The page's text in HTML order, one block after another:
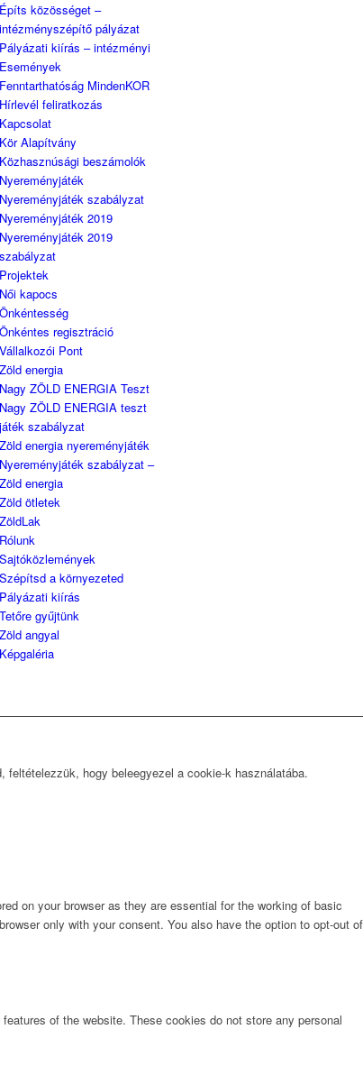
Építs közösséget –
intézményszépítő pályázat
Pályázati kiírás – intézményi
Események
Fenntarthatóság MindenKOR
Hírlevél feliratkozás
Kapcsolat
Kör Alapítvány
Közhasznúsági beszámolók
Nyereményjáték
Nyereményjáték szabályzat
Nyereményjáték 2019
Nyereményjáték 2019
szabályzat
Projektek
Női kapocs
Önkéntesség
Önkéntes regisztráció
Vállalkozói Pont
Zöld energia
Nagy ZÖLD ENERGIA Teszt
Nagy ZÖLD ENERGIA teszt
játék szabályzat
Zöld energia nyereményjáték
Nyereményjáték szabályzat –
Zöld energia
Zöld ötletek
ZöldLak
Rólunk
Sajtóközlemények
Szépítsd a környezeted
Pályázati kiírás
Tetőre gyűjtünk
Zöld angyal
Képgaléria
hogy beleegyezel a cookie-k használatába.
on your browser as they are essential for the working of basic
only with your consent. You also have the option to opt-out of
of the website. These cookies do not store any personal